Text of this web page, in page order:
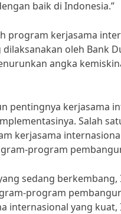
baik di Indonesia.”
program kerjasama
oleh Bank
angka
pentingnya kerjasama
Salah
kerjasama
program
sedang
program
internasional yang